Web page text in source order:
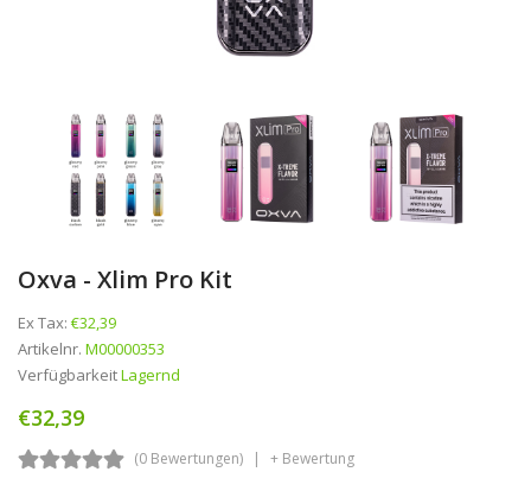
Oxva - Xlim Pro Kit
Ex Tax: €32,39
Artikelnr. M00000353
VerfügbarkeitLagernd
€32,39
(0 Bewertungen) + Bewertung